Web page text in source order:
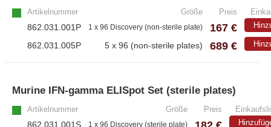
Artikelnummer Größe Preis
862.031.001P 1 x 96 Discovery (non-sterile plate) 167 €
862.031.005P 5 x 96 (non-sterile plates) 689 €
Murine IFN-gamma ELISpot Set (sterile plates)
Artikelnummer Größe Preis
862.031.001S 1 x 96 Discovery (sterile plate)